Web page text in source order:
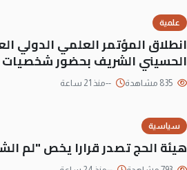
علمية
انطلاق المؤتمر العلمي الدولي
الحسيني الشريف بحضور شخصيات
--منذ 21 ساعة
سياسية
هيئة الحج تصدر قرارا يخص "لم